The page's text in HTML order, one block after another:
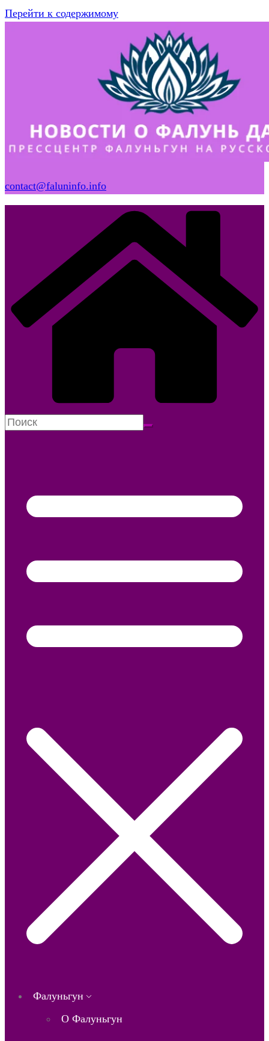
Перейти к содержимому
contact@faluninfo.info
Фалуньгун
О Фалуньгун